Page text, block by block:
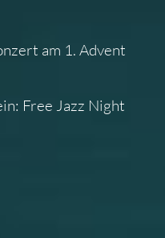
am 1. Advent
Free Jazz Night